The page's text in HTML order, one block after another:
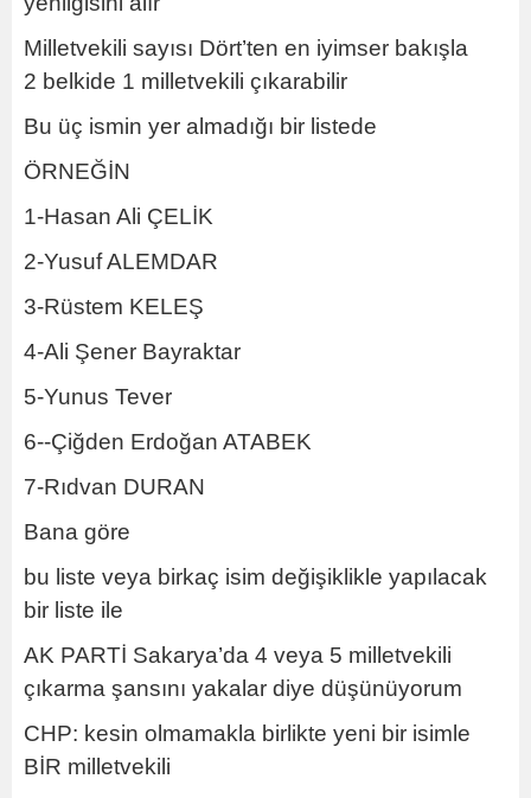
Milletvekili sayısı Dört’ten en iyimser bakışla
2 belkide 1 milletvekili çıkarabilir
Bu üç ismin yer almadığı bir listede
ÖRNEĞİN
1-Hasan Ali ÇELİK
2-Yusuf ALEMDAR
3-Rüstem KELEŞ
4-Ali Şener Bayraktar
5-Yunus Tever
6--Çiğden Erdoğan ATABEK
7-Rıdvan DURAN
Bana göre
bu liste veya birkaç isim değişiklikle yapılacak
bir liste ile
AK PARTİ Sakarya’da 4 veya 5 milletvekili
çıkarma şansını yakalar diye düşünüyorum
CHP: kesin olmamakla birlikte yeni bir isimle
BİR milletvekili